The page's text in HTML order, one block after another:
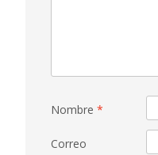
Nombre *
Correo